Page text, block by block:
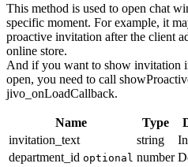
This method is used to open chat
specific moment. For example, it
proactive invitation after the client
online store.
And if you want to show invitation
open, you need to call
jivo_onLoadCallback.
Name Type
invitation_text
string
department_id optional number